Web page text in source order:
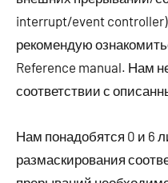
interrupt/event
рекомендую
Reference manual. Нам
соответствии с
Нам понадобятся 0 и 6
размаскирования